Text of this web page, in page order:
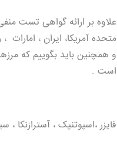
علاوه بر ارائه گواهی تست
متحده آمریکا، ایران ،
و همچنین باید بگوییم که
است .
فایزر ،اسپوتنیک ، آسترازنکا ،